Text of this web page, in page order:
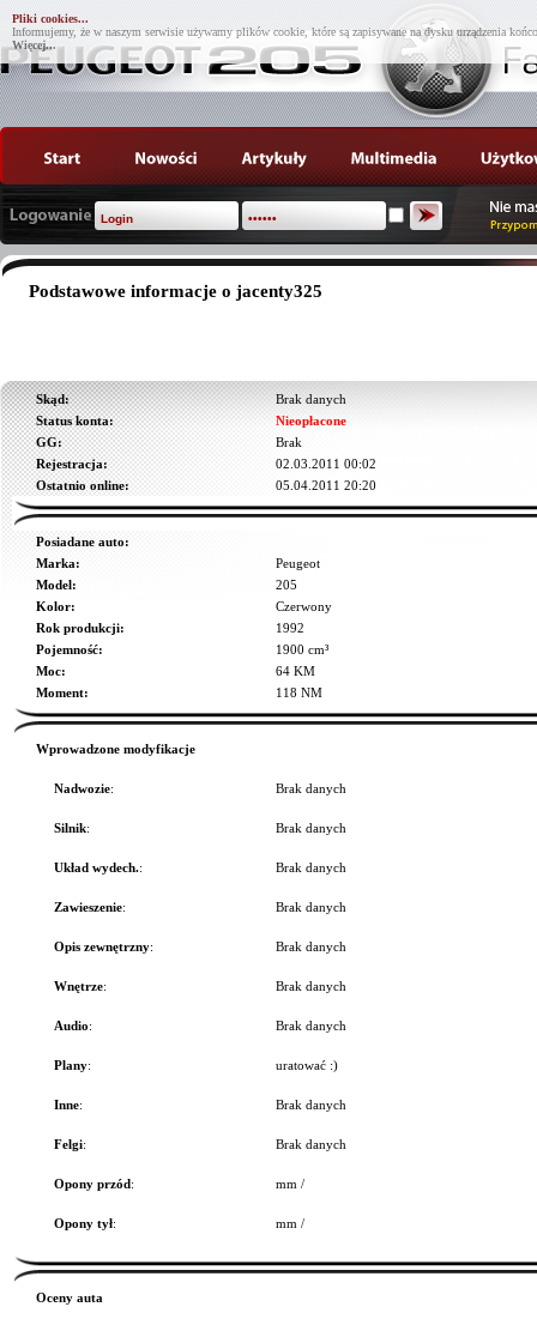
Pliki cookies...
Informujemy, że w naszym serwisie używamy plików cookie, które są zapisywane na dysku urządzenia
Więcej...
Podstawowe informacje o jacenty325
Skąd:
Brak danych
Status konta:
Nieopłacone
GG:
Brak
Rejestracja:
02.03.2011 00:02
Ostatnio online:
05.04.2011 20:20
Posiadane auto:
Marka:
Peugeot
Model:
205
Kolor:
Czerwony
Rok produkcji:
1992
Pojemność:
1900 cm³
Moc:
64 KM
Moment:
118 NM
Wprowadzone modyfikacje
Nadwozie: Brak danych
Silnik: Brak danych
Układ wydech.: Brak danych
Zawieszenie: Brak danych
Opis zewnętrzny: Brak danych
Wnętrze: Brak danych
Audio: Brak danych
Plany: uratować :)
Inne: Brak danych
Felgi: Brak danych
Opony przód: mm /
Opony tył: mm /
Oceny auta